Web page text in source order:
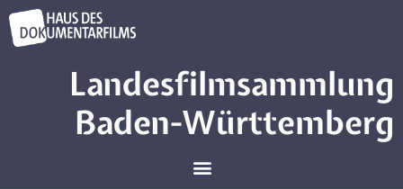
Landesfilmsammlung
Baden-Württemberg